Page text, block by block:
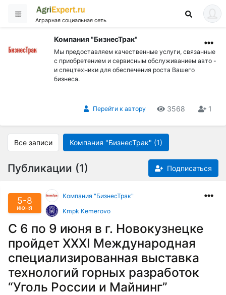
Аграрная социальная сеть
Компания "БизнесТрак"
Мы предоставляем качественные услуги, связанные
с приобретением и сервисным обслуживанием авто -
и спецтехники для обеспечения роста Вашего
бизнеса.
Перейти к автору 3568 1
Все записи Компания "БизнесТрак" (1)
Публикации (1) Подписаться
5-8
июня
Компания "БизнесТрак"
Kmpk Kemerovo
С 6 по 9 июня в г. Новокузнецке
пройдет XXXI Международная
специализированная выставка
технологий горных разработок
“Уголь России и Майнинг”